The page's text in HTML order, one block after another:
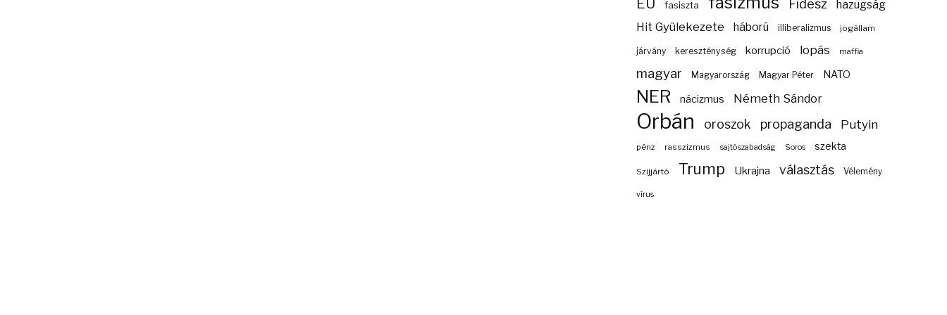
EU fasiszta Fidesz hazugság
Hit Gyülekezete háború illiberalizmus jogállam
járvány kereszténység korrupció lopás maffia
magyar Magyarország Magyar Péter NATO
NER nácizmus Németh Sándor
Orbán oroszok propaganda Putyin
pénz rasszizmus sajtószabadság Soros szekta
Szijjártó Trump Ukrajna választás Vélemény
vírus